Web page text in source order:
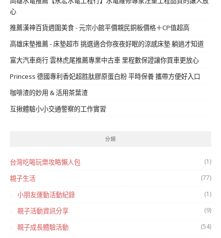
心
推薦漢神百貨週圍美食 - 元宗小館平價親民銅板價格＋CP值超高
高雄床墊推薦 - 床墊超市 挑選適合你夜夜好眠的涼感床墊 躺過才知道
富大汽車商行 雲林虎尾推薦專業中古車 里程數保證讓你買車更放心
Princess 德國專利香妃超胜肽膠原蛋白粉 平時保養 攜帶方便好入口
咖啡渣的妙用 & 活用茶葉渣
互揪體驗小小交通警察的工作實習
分類
台灣吃喝玩樂攻略懶人包 (1)
親子生活 (77)
小朋友運動活動紀錄 (1)
親子活動資訊分享 (9)
親子成長體驗活動 (54)